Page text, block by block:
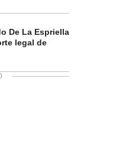
De La Espriella
legal de